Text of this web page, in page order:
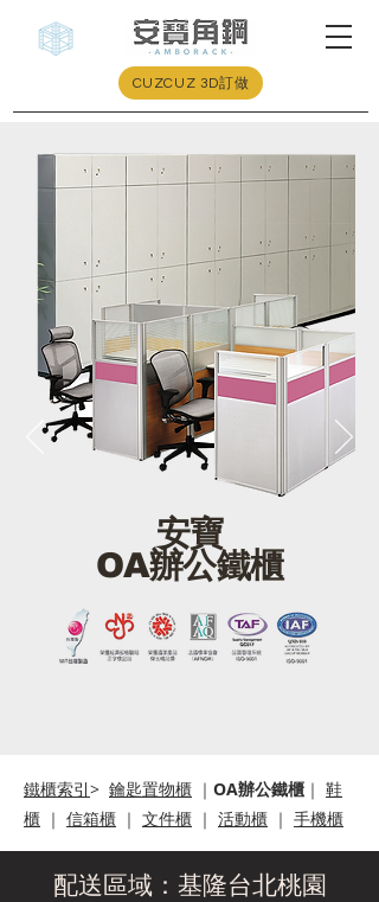
CUZCUZ 3D訂做
安寶
​OA辦公鐵櫃
鐵櫃索引> 鑰匙置物櫃 ｜ OA辦公鐵櫃 ｜ 鞋
櫃 ｜ 信箱櫃 ｜ 文件櫃 ｜ 活動櫃 ｜ 手機櫃
配送區域：基隆台北桃園